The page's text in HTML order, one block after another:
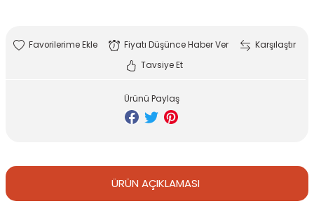
Fiyatı Düşünce Haber Ver
Karşılaştır
Tavsiye Et
Ürünü Paylaş
ÜRÜN AÇIKLAMASI